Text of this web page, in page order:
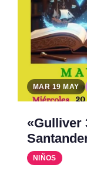
MAR 19 MAY
«Gulliver
NIÑOS